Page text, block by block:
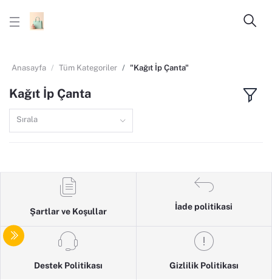
Anasayfa Tüm Kategoriler "Kağıt İp Çanta"
Kağıt İp Çanta
Sırala
Şartlar ve Koşullar
İade politikasi
Destek Politikası Gizlilik Politikası